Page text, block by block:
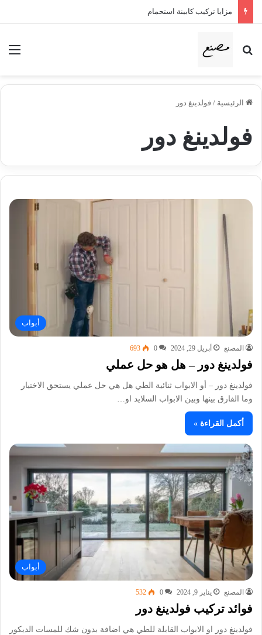
مزايا تركيب كابينة استحمام
بحث عن
الرئيسية / فولدينغ دور
فولدينغ دور
أبواب
المصنع أبريل 29, 2024 0
693
فولدينغ دور – هل هو حل عملي
فولدينغ دور – أو الابواب ثنائية الطي هل هي حل عملي يستحق الاختيار
وما الفارق بينها وبين الابواب السلايد او…
أكمل القراءة »
أبواب
المصنع يناير 9, 2024 0
532
فوائد تركيب فولدينغ دور
فولدينغ دور او الابواب القابلة للطي هي اضافة بدون شك للمسات الديكور